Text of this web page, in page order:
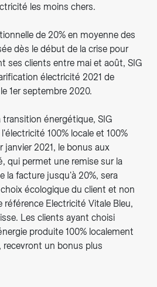
les moins chers.
de 20% en moyenne des
dès le début de la crise pour
ses clients entre mai et août, SIG
électricité 2021 de
1er septembre 2020.
transition énergétique, SIG
100% locale et 100%
janvier 2021, le bonus aux
qui permet une remise sur la
la facture jusqu'à 20%, sera
écologique du client et non
référence Electricité Vitale Bleu,
Les clients ayant choisi
produite 100% localement
un bonus plus